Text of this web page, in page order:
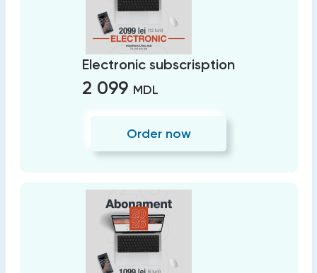
Electronic subscrisption
2 099 MDL
Order now